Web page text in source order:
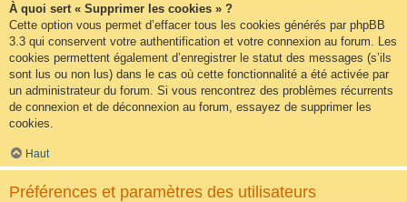
À quoi sert « Supprimer les cookies » ?
Cette option vous permet d’effacer tous les cookies générés par phpBB
3.3 qui conservent votre authentification et votre connexion au forum. Les
cookies permettent également d’enregistrer le statut des messages (s’ils
sont lus ou non lus) dans le cas où cette fonctionnalité a été activée par
un administrateur du forum. Si vous rencontrez des problèmes récurrents
de connexion et de déconnexion au forum, essayez de supprimer les
cookies.
Haut
Préférences et paramètres des utilisateurs